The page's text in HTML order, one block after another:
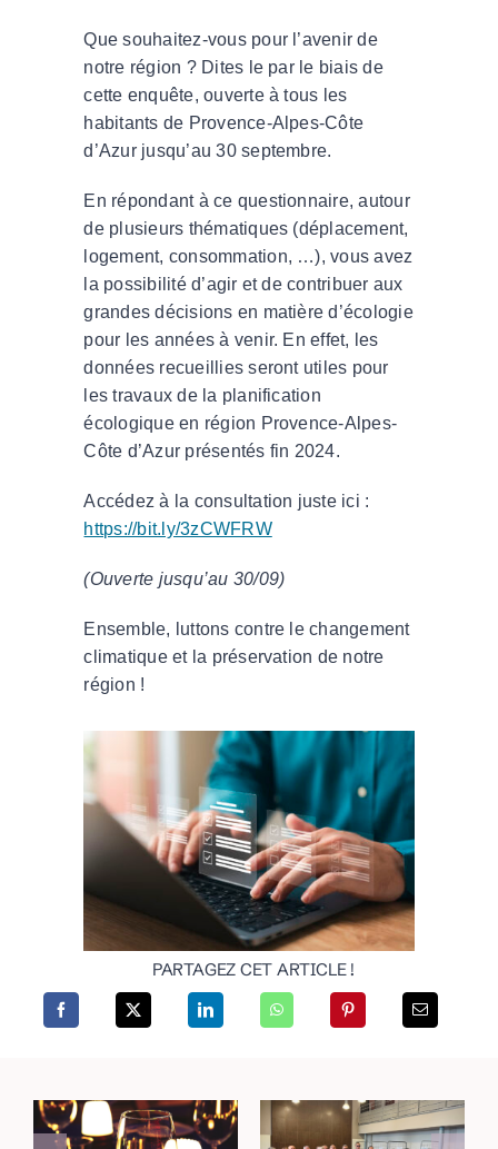
Que souhaitez-vous pour l’avenir de
notre région ? Dites le par le biais de
cette enquête, ouverte à tous les
habitants de Provence-Alpes-Côte
d’Azur jusqu’au 30 septembre.
En répondant à ce questionnaire, autour
de plusieurs thématiques (déplacement,
logement, consommation, …), vous avez
la possibilité d’agir et de contribuer aux
grandes décisions en matière d’écologie
pour les années à venir. En effet, les
données recueillies seront utiles pour
les travaux de la planification
écologique en région Provence-Alpes-
Côte d’Azur présentés fin 2024.
Accédez à la consultation juste ici :
https://bit.ly/3zCWFRW
(Ouverte jusqu’au 30/09)
Ensemble, luttons contre le changement
climatique et la préservation de notre
région !
PARTAGEZ CET ARTICLE !